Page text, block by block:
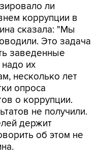
ли
коррупции в
сказала: "Мы
Это задача
заведенные
их
несколько лет
опроса
о коррупции.
не получили.
держит
об этом не